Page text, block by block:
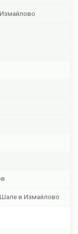
в Измайлово